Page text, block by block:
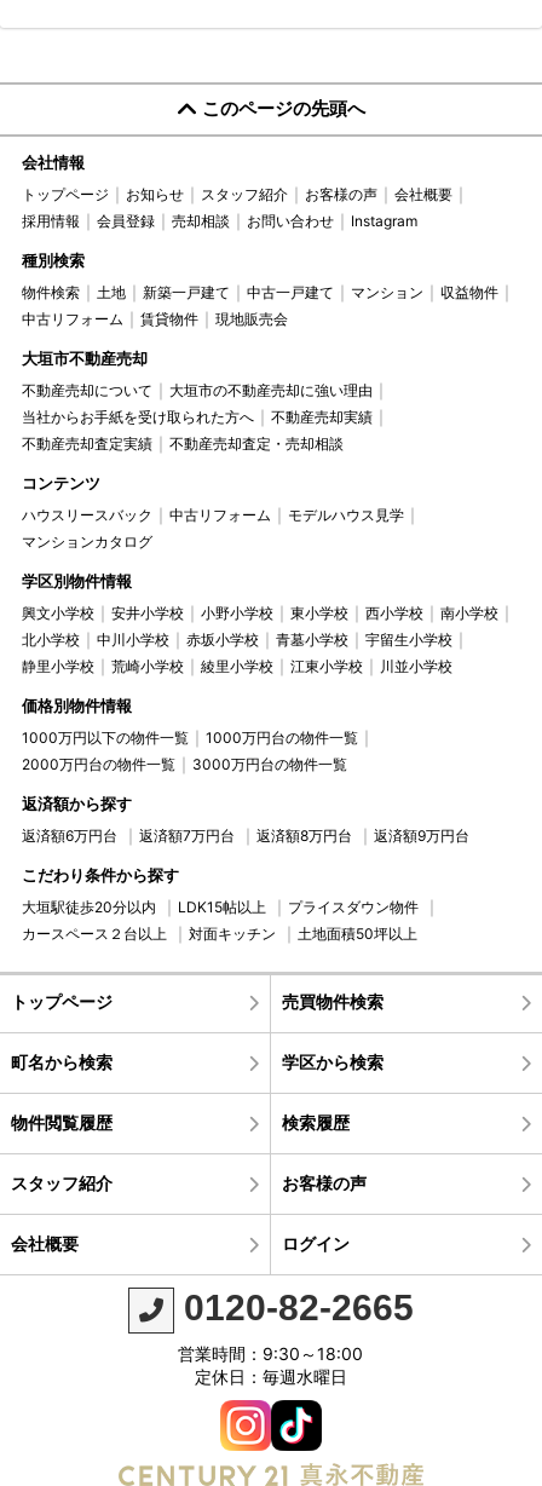
このページの先頭へ
会社情報
トップページ お知らせ スタッフ紹介 お客様の声
会社概要
採用情報
会員登録 売却相談 お問い合わせ Instagram
種別検索
物件検索 土地 新築一戸建て 中古一戸建て マンション
収益物件
中古リフォーム
賃貸物件 現地販売会
大垣市不動産売却
不動産売却について
大垣市の不動産売却に強い理由
当社からお手紙を受け取られた方へ
不動産売却実績
不動産売却査定実績
不動産売却査定・売却相談
コンテンツ
ハウスリースバック 中古リフォーム
モデルハウス見学
マンションカタログ
学区別物件情報
興文小学校 安井小学校 小野小学校 東小学校 西小学校
南小学校
北小学校
中川小学校 赤坂小学校 青墓小学校
宇留生小学校
静里小学校
荒崎小学校 綾里小学校 江東小学校 川並小学校
価格別物件情報
1000万円以下の物件一覧
1000万円台の物件一覧
2000万円台の物件一覧
3000万円台の物件一覧
返済額から探す
返済額6万円台 返済額7万円台 返済額8万円台 返済額9万円台
こだわり条件から探す
大垣駅徒歩20分以内 LDK15帖以上
プライスダウン物件
カースペース２台以上
対面キッチン 土地面積50坪以上
トップページ 売買物件検索
町名から検索 学区から検索
物件閲覧履歴 検索履歴
スタッフ紹介 お客様の声
会社概要 ログイン
0120-82-2665
営業時間：9:30～18:00
定休日：毎週水曜日